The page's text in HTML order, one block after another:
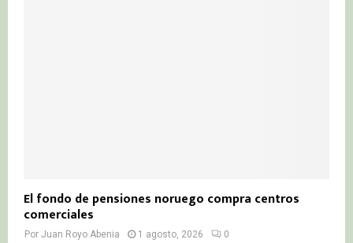
El fondo de pensiones noruego compra centros
comerciales
Por Juan Royo Abenia 1 agosto, 2026 0